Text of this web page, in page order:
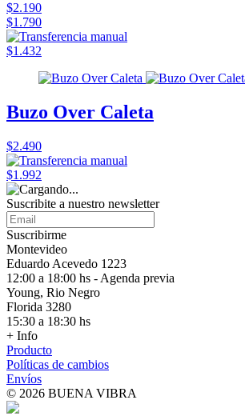
$2.190
$1.790
$1.432
Buzo Over Caleta
$2.490
$1.992
Suscribite a nuestro newsletter
Suscribirme
Montevideo
Eduardo Acevedo 1223
12:00 a 18:00 hs - Agenda previa
Young, Rio Negro
Florida 3280
15:30 a 18:30 hs
+ Info
Producto
Políticas de cambios
Envíos
© 2026 BUENA VIBRA